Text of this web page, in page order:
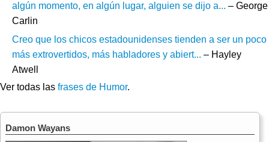
algún momento, en algún lugar, alguien se dijo a... – George
Carlin
Creo que los chicos estadounidenses tienden a ser un poco
más extrovertidos, más habladores y abiert... – Hayley
Atwell
Ver todas las frases de Humor.
Damon Wayans